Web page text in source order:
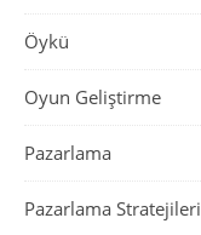
Öykü
Oyun Geliştirme
Pazarlama
Pazarlama Stratejileri